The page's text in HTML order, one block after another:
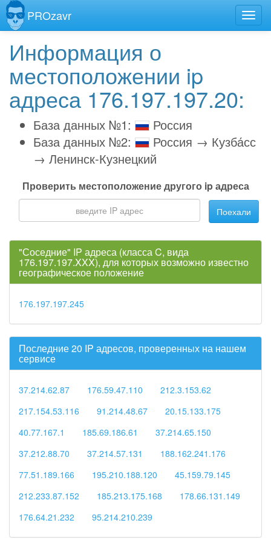
PROzavr
Информация о
местоположении ip
адреса 176.197.197.20:
База данных №1:
Россия
База данных №2:
Россия → Кузба́сс
→ Ленинск-Кузнецкий
Проверить местоположение другого ip адреса
Поехали
"Соседние" IP адреса (класса C, вида
176.197.197.XXX), для которых возможно известно
географическое положение
176.197.197.245
Последние 20 IP адресов, проверенных на нашем
сервисе
37.214.62.87 176.59.47.110
212.3.153.62
217.154.53.116
91.214.48.67
20.15.133.175
40.77.167.1
185.69.186.61
37.214.65.150
37.212.88.70
37.214.57.131
188.162.241.176
77.51.189.166
195.210.188.120
45.159.79.145
212.233.87.152
185.213.175.168
178.66.131.149
176.64.21.232
95.214.210.239